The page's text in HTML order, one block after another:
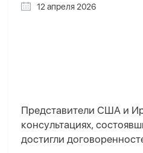
12 апреля 2026
Представители США и
консультациях,
достигли